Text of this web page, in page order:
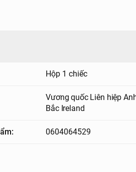
Hộp 1 chiếc
Vương quốc Liên hiệp
Bắc Ireland
0604064529